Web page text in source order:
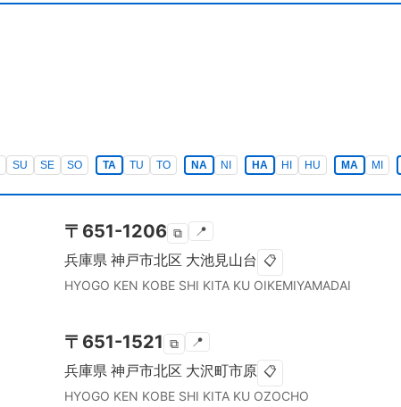
SU SE SO TA TU TO NA NI HA HI HU MA MI
〒 651-1206 ⧉ 📍
兵庫県 神戸市北区 大池見山台 📋
HYOGO KEN KOBE SHI KITA KU OIKEMIYAMADAI
〒 651-1521 ⧉ 📍
兵庫県 神戸市北区 大沢町市原 📋
HYOGO KEN KOBE SHI KITA KU OZOCHO